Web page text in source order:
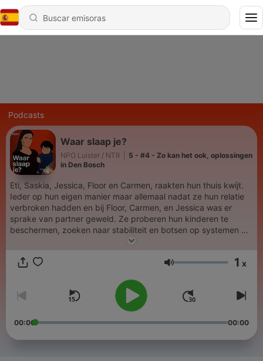
Podcasts
Waar slaap je?
NPO Luister / NTR
5 - #4 - Zo kan het ook, oplossingen
in Den Bosch
Eti, Saskia, Jessica, Floor en Carmen, raakten hun thuis kwijt.
Ieder op hun eigen manier maar allemaal nadat ze hun relatie
verbroken hadden en bij Floor, Carmen, en Jessica was er
sprake van partner geweld. Ze proberen hun kinderen te
beschermen, zoeken naar stabiliteit en botsen op systemen die
niet op hen zijn ingericht. De serie Waar slaap je? legt een
dakloosheid onder vrouwen en kinderen in Nederland.
Volumen 1 x
00:00 00:00